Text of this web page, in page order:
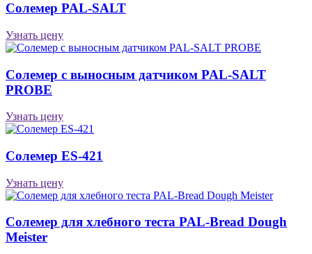
Солемер PAL-SALT
Узнать цену
Солемер с выносным датчиком PAL-SALT
PROBE
Узнать цену
Солемер ES-421
Узнать цену
Солемер для хлебного теста PAL-Bread Dough
Meister